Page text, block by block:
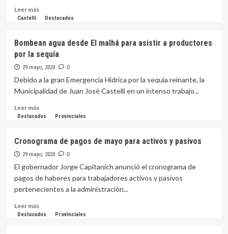
económica
Leer másLeer
más
la
apertura
de
carreras
2020
del
Favaloro
y
4
localidades
Impenetrable
Castelli Destacados
Bombean agua desde El malhá para asistir a productores
por la sequía
29 mayo, 2020 0
Debido a la gran Emergencia Hídrica por la sequía reinante, la
Municipalidad de Juan José Castelli en un intenso trabajo...
Leer másLeer
más
agua
desde
El
malhá
asistir
productores
Destacados Provinciales
Cronograma de pagos de mayo para activos y pasivos
29 mayo, 2020 0
El gobernador Jorge Capitanich anunció el cronograma de
pagos de haberes para trabajadores activos y pasivos
pertenecientes a la administración...
Leer másLeer
más
Destacados Provinciales